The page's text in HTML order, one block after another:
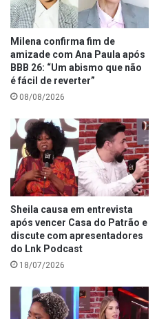
Milena confirma fim de
amizade com Ana Paula após
BBB 26: “Um abismo que não
é fácil de reverter”
08/08/2026
Sheila causa em entrevista
após vencer Casa do Patrão e
discute com apresentadores
do Lnk Podcast
18/07/2026